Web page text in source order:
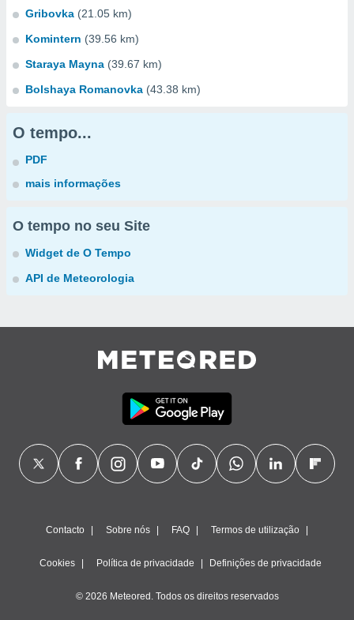
Gribovka (21.05 km)
Komintern (39.56 km)
Staraya Mayna (39.67 km)
Bolshaya Romanovka (43.38 km)
O tempo...
PDF
mais informações
O tempo no seu Site
Widget de O Tempo
API de Meteorologia
Contacto Sobre nós FAQ Termos de utilização
Cookies Política de privacidade Definições de privacidade
© 2026 Meteored. Todos os direitos reservados